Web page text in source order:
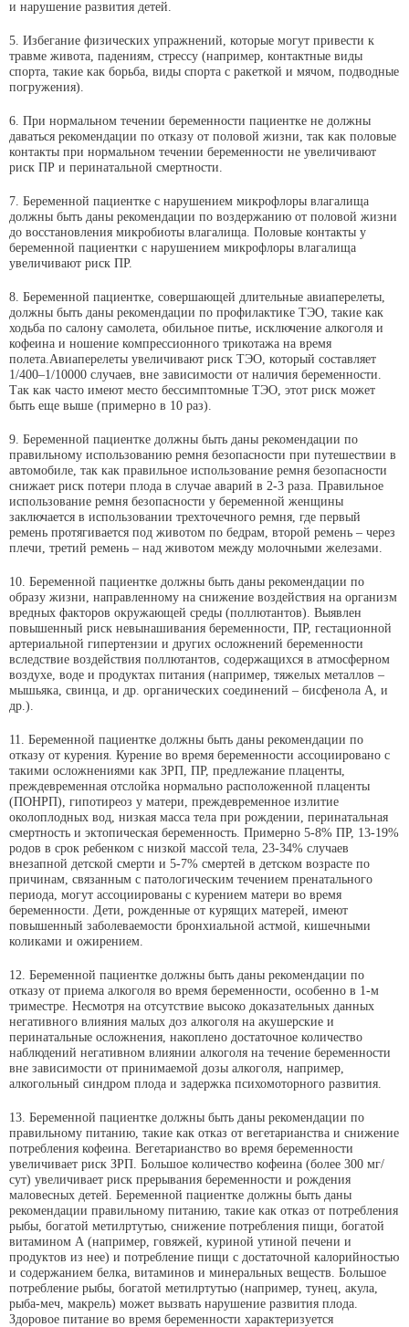
и нарушение развития детей.
5. Избегание физических упражнений, которые могут привести к
травме живота, падениям, стрессу (например, контактные виды
спорта, такие как борьба, виды спорта с ракеткой и мячом, подводные
погружения).
6. При нормальном течении беременности пациентке не должны
даваться рекомендации по отказу от половой жизни, так как половые
контакты при нормальном течении беременности не увеличивают
риск ПР и перинатальной смертности.
7. Беременной пациентке с нарушением микрофлоры влагалища
должны быть даны рекомендации по воздержанию от половой жизни
до восстановления микробиоты влагалища. Половые контакты у
беременной пациентки с нарушением микрофлоры влагалища
увеличивают риск ПР.
8. Беременной пациентке, совершающей длительные авиаперелеты,
должны быть даны рекомендации по профилактике ТЭО, такие как
ходьба по салону самолета, обильное питье, исключение алкоголя и
кофеина и ношение компрессионного трикотажа на время
полета.Авиаперелеты увеличивают риск ТЭО, который составляет
1/400–1/10000 случаев, вне зависимости от наличия беременности.
Так как часто имеют место бессимптомные ТЭО, этот риск может
быть еще выше (примерно в 10 раз).
9. Беременной пациентке должны быть даны рекомендации по
правильному использованию ремня безопасности при путешествии в
автомобиле, так как правильное использование ремня безопасности
снижает риск потери плода в случае аварий в 2-3 раза. Правильное
использование ремня безопасности у беременной женщины
заключается в использовании трехточечного ремня, где первый
ремень протягивается под животом по бедрам, второй ремень – через
плечи, третий ремень – над животом между молочными железами.
10. Беременной пациентке должны быть даны рекомендации по
образу жизни, направленному на снижение воздействия на организм
вредных факторов окружающей среды (поллютантов). Выявлен
повышенный риск невынашивания беременности, ПР, гестационной
артериальной гипертензии и других осложнений беременности
вследствие воздействия поллютантов, содержащихся в атмосферном
воздухе, воде и продуктах питания (например, тяжелых металлов –
мышьяка, свинца, и др. органических соединений – бисфенола А, и
др.).
11. Беременной пациентке должны быть даны рекомендации по
отказу от курения. Курение во время беременности ассоциировано с
такими осложнениями как ЗРП, ПР, предлежание плаценты,
преждевременная отслойка нормально расположенной плаценты
(ПОНРП), гипотиреоз у матери, преждевременное излитие
околоплодных вод, низкая масса тела при рождении, перинатальная
смертность и эктопическая беременность. Примерно 5-8% ПР, 13-19%
родов в срок ребенком с низкой массой тела, 23-34% случаев
внезапной детской смерти и 5-7% смертей в детском возрасте по
причинам, связанным с патологическим течением пренатального
периода, могут ассоциированы с курением матери во время
беременности. Дети, рожденные от курящих матерей, имеют
повышенный заболеваемости бронхиальной астмой, кишечными
коликами и ожирением.
12. Беременной пациентке должны быть даны рекомендации по
отказу от приема алкоголя во время беременности, особенно в 1-м
триместре. Несмотря на отсутствие высоко доказательных данных
негативного влияния малых доз алкоголя на акушерские и
перинатальные осложнения, накоплено достаточное количество
наблюдений негативном влиянии алкоголя на течение беременности
вне зависимости от принимаемой дозы алкоголя, например,
алкогольный синдром плода и задержка психомоторного развития.
13. Беременной пациентке должны быть даны рекомендации по
правильному питанию, такие как отказ от вегетарианства и снижение
потребления кофеина. Вегетарианство во время беременности
увеличивает риск ЗРП. Большое количество кофеина (более 300 мг/
сут) увеличивает риск прерывания беременности и рождения
маловесных детей. Беременной пациентке должны быть даны
рекомендации правильному питанию, такие как отказ от потребления
рыбы, богатой метилртутью, снижение потребления пищи, богатой
витамином А (например, говяжей, куриной утиной печени и
продуктов из нее) и потребление пищи с достаточной калорийностью
и содержанием белка, витаминов и минеральных веществ. Большое
потребление рыбы, богатой метилртутью (например, тунец, акула,
рыба-меч, макрель) может вызвать нарушение развития плода.
Здоровое питание во время беременности характеризуется